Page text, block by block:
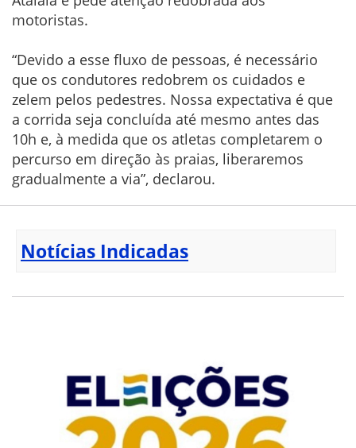
motoristas.
“Devido a esse fluxo de pessoas, é necessário
que os condutores redobrem os cuidados e
zelem pelos pedestres. Nossa expectativa é que
a corrida seja concluída até mesmo antes das
10h e, à medida que os atletas completarem o
percurso em direção às praias, liberaremos
gradualmente a via”, declarou.
Notícias Indicadas